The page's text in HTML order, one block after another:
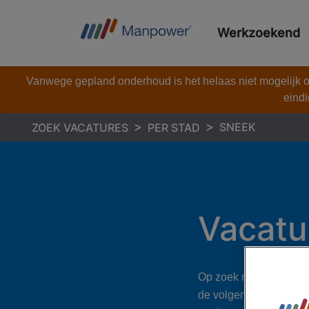
Werkzoekend
Vanwege gepland onderhoud is het helaas niet mogelijk
ZOEK VACATURES PER STAD SNEEK
Op zoek naar
de volgende stap in